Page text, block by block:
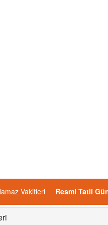
Vakitleri Resmi Tatil